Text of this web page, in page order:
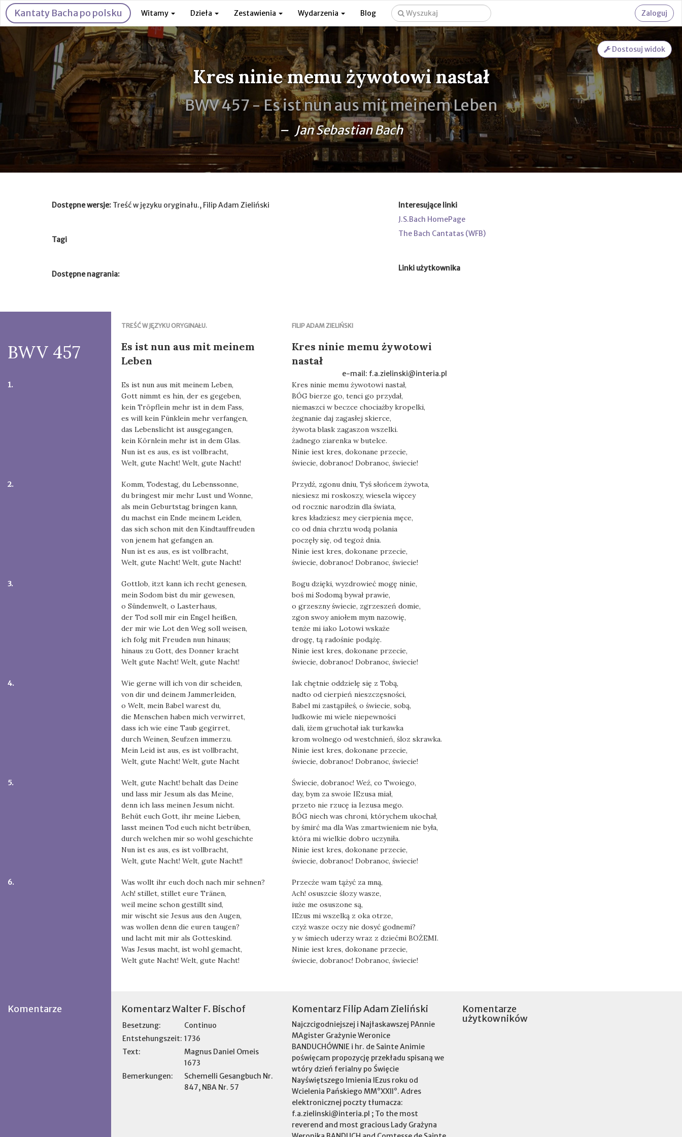
Kantaty Bacha po polsku Witamy Dzieła Zestawienia Wydarzenia Blog Zaloguj
Kres ninie memu żywotowi nastał
BWV 457 -Es ist nun aus mit meinem Leben
– Jan Sebastian Bach
Dostępne wersje: Treść w języku oryginału., Filip Adam Zieliński
Tagi
Dostępne nagrania:
Interesujące linki
J.S.Bach HomePage
The Bach Cantatas (WFB)
Linki użytkownika
TREŚĆ W JĘZYKU ORYGINAŁU. FILIP ADAM ZIELIŃSKI
BWV 457
Es ist nun aus mit meinem
Leben
Kres ninie memu żywotowi
nastał
e-mail: f.a.zielinski@interia.pl
1.
Es ist nun aus mit meinem Leben,
Gott nimmt es hin, der es gegeben,
kein Tröpflein mehr ist in dem Fass,
es will kein Fünklein mehr verfangen,
das Lebenslicht ist ausgegangen,
kein Körnlein mehr ist in dem Glas.
Nun ist es aus, es ist vollbracht,
Welt, gute Nacht! Welt, gute Nacht!
Kres ninie memu żywotowi nastał,
BÓG bierze go, tenci go przydał,
niemaszci w beczce chociażby kropelki,
żegnanie daj zagasłej skierce,
żywota blask zagaszon wszelki.
żadnego ziarenka w butelce.
Ninie iest kres, dokonane przecie,
świecie, dobranoc! Dobranoc, świecie!
2.
Komm, Todestag, du Lebenssonne,
du bringest mir mehr Lust und Wonne,
als mein Geburtstag bringen kann,
du machst ein Ende meinem Leiden,
das sich schon mit den Kindtauffreuden
von jenem hat gefangen an.
Nun ist es aus, es ist vollbracht,
Welt, gute Nacht! Welt, gute Nacht!
Przydź, zgonu dniu, Tyś słońcem żywota,
niesiesz mi roskoszy, wiesela więcey
od rocznic narodzin dla świata,
kres kładziesz mey cierpienia męce,
co od dnia chrztu wodą polania
poczęły się, od tegoż dnia.
Ninie iest kres, dokonane przecie,
świecie, dobranoc! Dobranoc, świecie!
3.
Gottlob, itzt kann ich recht genesen,
mein Sodom bist du mir gewesen,
o Sündenwelt, o Lasterhaus,
der Tod soll mir ein Engel heißen,
der mir wie Lot den Weg soll weisen,
ich folg mit Freuden nun hinaus;
hinaus zu Gott, des Donner kracht
Welt gute Nacht! Welt, gute Nacht!
Bogu dzięki, wyzdrowieć mogę ninie,
boś mi Sodomą bywał prawie,
o grzeszny świecie, zgrzeszeń domie,
zgon swoy aniołem mym nazowię,
tenże mi iako Lotowi wskaże
drogę, tą radośnie podążę.
Ninie iest kres, dokonane przecie,
świecie, dobranoc! Dobranoc, świecie!
4.
Wie gerne will ich von dir scheiden,
von dir und deinem Jammerleiden,
o Welt, mein Babel warest du,
die Menschen haben mich verwirret,
dass ich wie eine Taub gegirret,
durch Weinen, Seufzen immerzu.
Mein Leid ist aus, es ist vollbracht,
Welt, gute Nacht! Welt, gute Nacht
Iak chętnie oddzielę się z Tobą,
nadto od cierpień nieszczęsności,
Babel mi zastąpiłeś, o świecie, sobą,
ludkowie mi wiele niepewności
dali, iżem gruchotał iak turkawka
krom wolnego od westchnień, śloz skrawka.
Ninie iest kres, dokonane przecie,
świecie, dobranoc! Dobranoc, świecie!
5.
Welt, gute Nacht! behalt das Deine
und lass mir Jesum als das Meine,
denn ich lass meinen Jesum nicht.
Behüt euch Gott, ihr meine Lieben,
lasst meinen Tod euch nicht betrüben,
durch welchen mir so wohl geschichte
Nun ist es aus, es ist vollbracht,
Welt, gute Nacht! Welt, gute Nacht!!
Świecie, dobranoc! Weź, co Twoiego,
day, bym za swoie IEzusa miał,
przeto nie rzucę ia Iezusa mego.
BÓG niech was chroni, którychem ukochał,
by śmirć ma dla Was zmartwieniem nie była,
która mi wielkie dobro uczyniła.
Ninie iest kres, dokonane przecie,
świecie, dobranoc! Dobranoc, świecie!
6.
Was wollt ihr euch doch nach mir sehnen?
Ach! stillet, stillet eure Tränen,
weil meine schon gestillt sind,
mir wischt sie Jesus aus den Augen,
was wollen denn die euren taugen?
und lacht mit mir als Gotteskind.
Was Jesus macht, ist wohl gemacht,
Welt gute Nacht! Welt, gute Nacht!
Przecże wam tążyć za mną,
Ach! osuszcie ślozy wasze,
iuże me osuszone są,
IEzus mi wszelką z oka otrze,
czyż wasze oczy nie dosyć godnemi?
y w śmiech uderzy wraz z dziećmi BOŻEMI.
Ninie iest kres, dokonane przecie,
świecie, dobranoc! Dobranoc, świecie!
Komentarze Komentarz Walter F. Bischof
Besetzung:
Continuo
Entstehungszeit: 1736
Text:
Magnus Daniel Omeis
1673
Bemerkungen:
Schemelli Gesangbuch Nr.
847, NBA Nr. 57
Komentarz Filip Adam Zieliński
Najczcigodniejszej i Najłaskawszej PAnnie
MAgister Grażynie Weronice
BANDUCHÓWNIE i hr. de Sainte Animie
poświęcam propozycję przekładu spisaną we
wtóry dzień ferialny po Święcie
Nayświętszego Imienia IEzus roku od
Wcielenia Pańskiego MM°XXII°. Adres
elektronicznej poczty tłumacza:
f.a.zielinski@interia.pl ; To the most
reverend and most gracious Lady Grażyna
Komentarze
użytkowników
Dostosuj widok